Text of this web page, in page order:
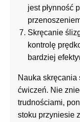
jest płynność
Skręcanie
kontrolę
bardziej
Nauka
ćwiczeń. Nie
trudnościami,
stoku przyniesie